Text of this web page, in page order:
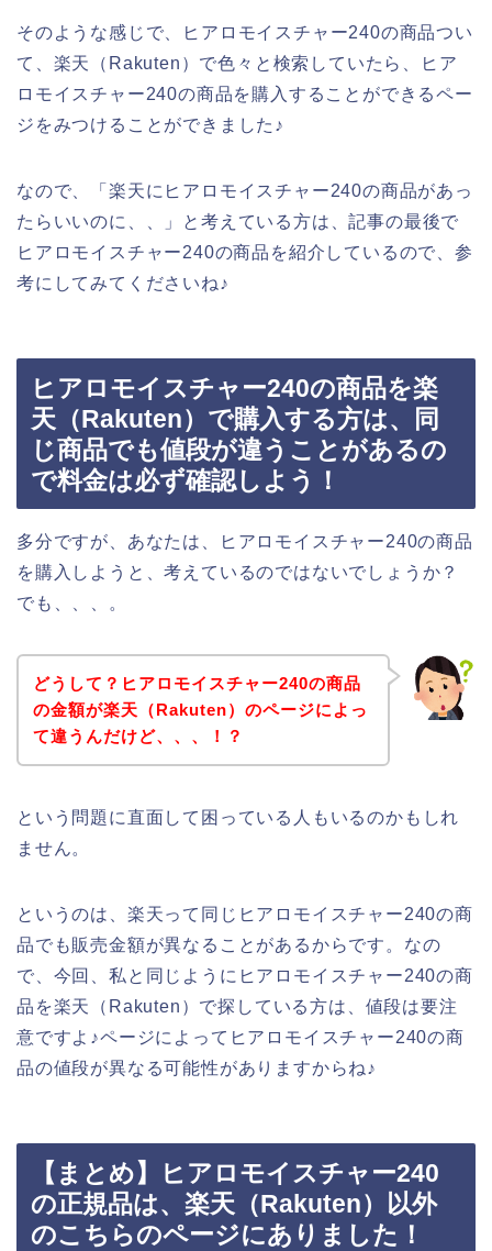
そのような感じで、ヒアロモイスチャー240の商品つい
て、楽天（Rakuten）で色々と検索していたら、ヒア
ロモイスチャー240の商品を購入することができるペー
ジをみつけることができました♪
なので、「楽天にヒアロモイスチャー240の商品があっ
たらいいのに、、」と考えている方は、記事の最後で
ヒアロモイスチャー240の商品を紹介しているので、参
考にしてみてくださいね♪
ヒアロモイスチャー240の商品を楽
天（Rakuten）で購入する方は、同
じ商品でも値段が違うことがあるの
で料金は必ず確認しよう！
多分ですが、あなたは、ヒアロモイスチャー240の商品
を購入しようと、考えているのではないでしょうか？
でも、、、。
どうして？ヒアロモイスチャー240の商品
の金額が楽天（Rakuten）のページによっ
て違うんだけど、、、！？
という問題に直面して困っている人もいるのかもしれ
ません。
というのは、楽天って同じヒアロモイスチャー240の商
品でも販売金額が異なることがあるからです。なの
で、今回、私と同じようにヒアロモイスチャー240の商
品を楽天（Rakuten）で探している方は、値段は要注
意ですよ♪ページによってヒアロモイスチャー240の商
品の値段が異なる可能性がありますからね♪
【まとめ】ヒアロモイスチャー240
の正規品は、楽天（Rakuten）以外
のこちらのページにありました！